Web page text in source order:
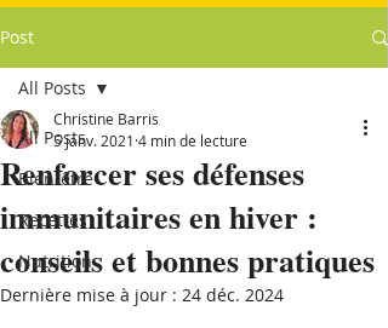
Post
All Posts
Bien-être
Recettes
Nutrition
All Posts
Renforcer ses défenses
immunitaires en hiver :
conseils et bonnes pratiques
Christine Barris
5 janv. 2021 4 min de lecture
Dernière mise à jour : 24 déc. 2024